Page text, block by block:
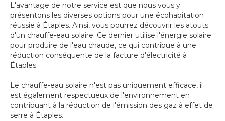
L'avantage de notre service est que nous vous y
présentons les diverses options pour une écohabitation
réussie à Étaples. Ainsi, vous pourrez découvrir les atouts
d'un chauffe-eau solaire. Ce dernier utilise l'énergie solaire
pour produire de l'eau chaude, ce qui contribue à une
réduction conséquente de la facture d'électricité à
Étaples.
Le chauffe-eau solaire n'est pas uniquement efficace, il
est également respectueux de l'environnement en
contribuant à la réduction de l'émission des gaz à effet de
serre à Étaples.